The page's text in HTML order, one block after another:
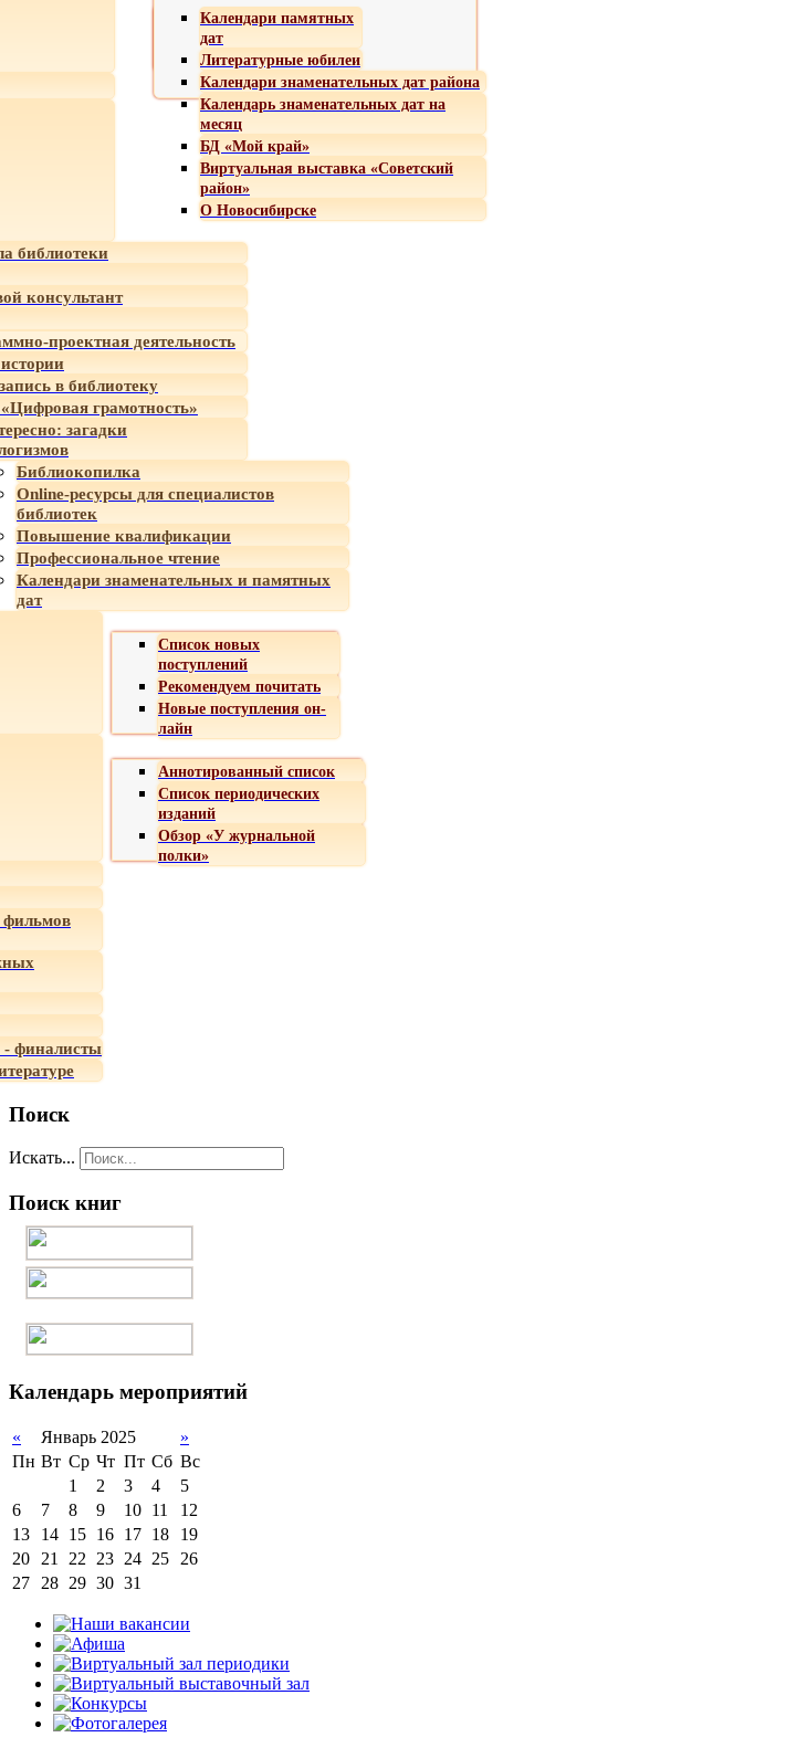
Календари памятных
дат
Литературные юбилеи
Календари знаменательных дат района
Календарь знаменательных дат на
месяц
БД «Мой край»
Виртуальная выставка «Советский
район»
О Новосибирске
библиотеки
консультант
проектная деятельность
в библиотеку
грамотность»
загадки
Библиокопилка
Online-ресурсы для специалистов
библиотек
Повышение квалификации
Профессиональное чтение
Календари знаменательных и памятных
дат
Список новых
поступлений
Рекомендуем почитать
Новые поступления он-
лайн
Аннотированный список
Список периодических
изданий
Обзор «У журнальной
полки»
- финалисты
Поиск
Искать...
Поиск книг
Календарь мероприятий
« Январь 2025
»
Пн Вт Ср Чт Пт Сб Вс
1
2 3 4
5
6
7 8 9 10 11
12
13
14 15 16 17 18
19
20
21 22 23 24 25
26
27
28 29 30 31